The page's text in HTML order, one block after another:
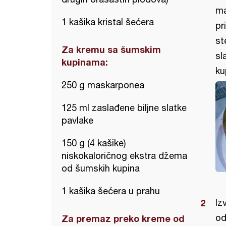
1 kašika kristal šećera
Za kremu sa šumskim
kupinama:
250 g maskarponea
125 ml zaslađene biljne slatke
pavlake
150 g (4 kašike)
niskokaloričnog ekstra džema
od šumskih kupina
1 kašika šećera u prahu
Za premaz preko kreme od